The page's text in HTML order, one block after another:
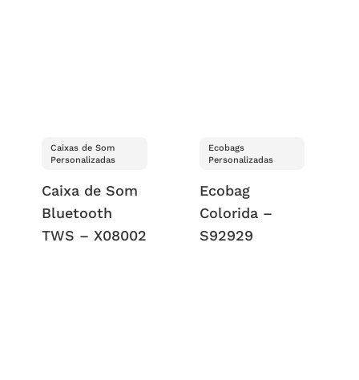
Caixas de Som
Personalizadas
Caixa de Som
Bluetooth
TWS – X08002
Ecobags
Personalizadas
Ecobag
Colorida –
S92929